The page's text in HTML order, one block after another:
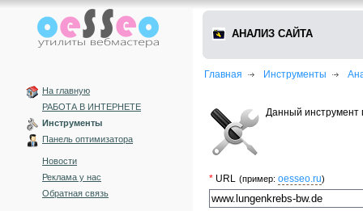
На главную
РАБОТА В ИНТЕРНЕТЕ
Инструменты
Панель оптимизатора
Новости
Реклама у нас
Обратная связь
АНАЛИЗ САЙТА
Главная Инструменты
Данный инструмент
* URL (пример: oesseo.ru)